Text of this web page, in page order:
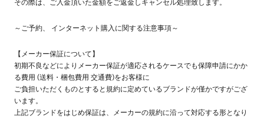
その際は、ご入金頂いた金額をご返金しキャンセル処理致します。
～ご予約、 インターネット購入に関する注意事項～
【メーカー保証について】
初期不良などによりメーカー保証が適応されるケースでも保障申請にかか
る費用 (送料・梱包費用 交通費)をお客様に
ご負担いただくものとすると規約に定めているブランドが僅かですがござ
います。
上記ブランドをはじめ保証は、メーカーの規約に沿って対応する形となり